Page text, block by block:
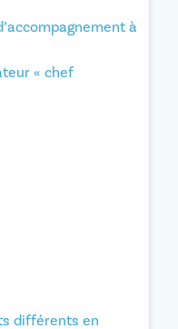
à
« chef
différents en